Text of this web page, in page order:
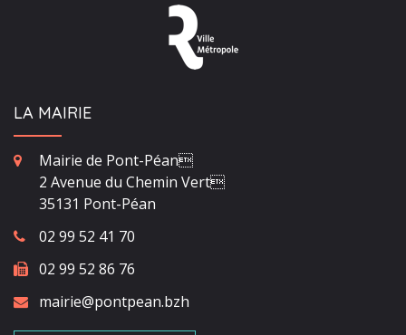
LA MAIRIE
Mairie de Pont-Péan
2 Avenue du Chemin Vert
35131 Pont-Péan
02 99 52 41 70
02 99 52 86 76
mairie@pontpean.bzh